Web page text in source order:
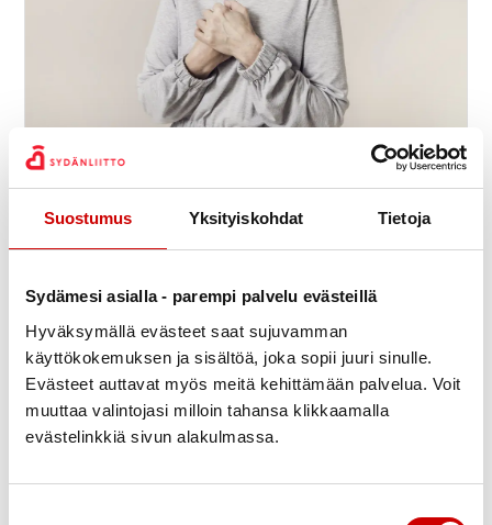
Suostumus Yksityiskohdat Tietoja
Sydämesi asialla - parempi palvelu evästeillä
Hyväksymällä evästeet saat sujuvamman
käyttökokemuksen ja sisältöä, joka sopii juuri sinulle.
Evästeet auttavat myös meitä kehittämään palvelua. Voit
muuttaa valintojasi milloin tahansa klikkaamalla
evästelinkkiä sivun alakulmassa.
9.9.-
Seiskarinkatu 35, 20900 TURKU